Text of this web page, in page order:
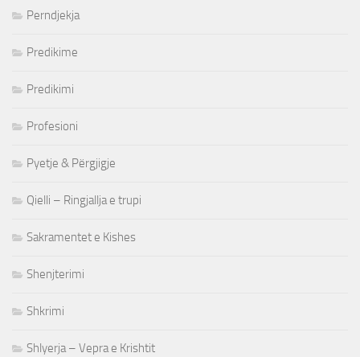
Perndjekja
Predikime
Predikimi
Profesioni
Pyetje & Përgjigje
Qielli – Ringjallja e trupi
Sakramentet e Kishes
Shenjterimi
Shkrimi
Shlyerja – Vepra e Krishtit